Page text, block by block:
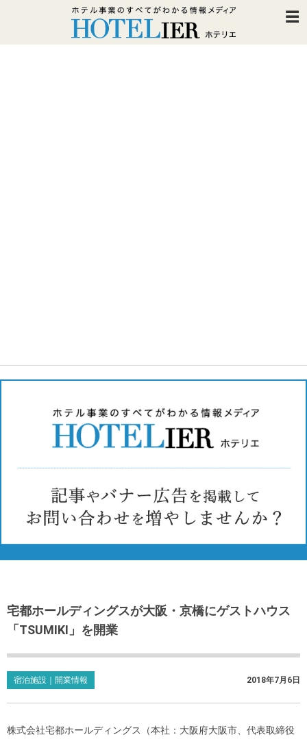
宅都ホールディングスが大阪・京橋にゲストハウス
「TSUMIKI」を開業
宿泊施設｜開業情報 2018年7月6日
株式会社宅都ホールディングス（本社：大阪府大阪市、代表取締役